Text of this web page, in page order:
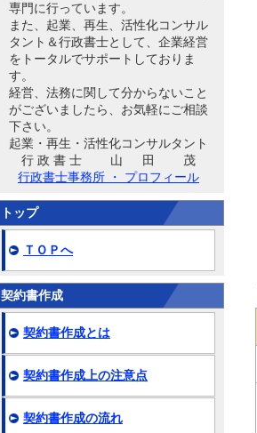
専門に行っています。
また、起業、再生、活性化コンサル
タント＆行政書士として、企業経営
をトータルでサポートしておりま
す。
経営、法務に関して分からないこと
がございましたら、お気軽にご相談
下さい。
起業・再生・活性化コンサルタント
行 政 書 士 山 田 茂
行政書士事務所 ・ プロフィール
トップ
ＴＯＰへ
契約書作成
契約書作成とは
契約書作成上の注意点
契約書作成の流れ